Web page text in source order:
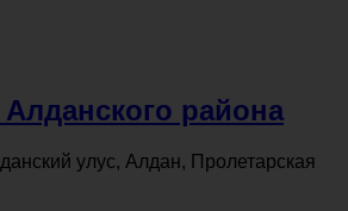
района
улус, Алдан, Пролетарская